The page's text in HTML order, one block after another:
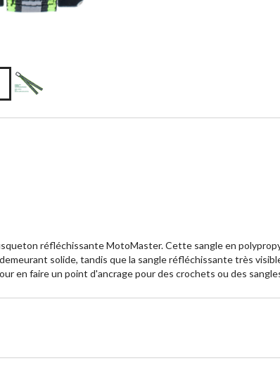
réfléchissante MotoMaster. Cette sangle en
solide, tandis que la sangle réfléchissante très
en faire un point d'ancrage pour des crochets ou des